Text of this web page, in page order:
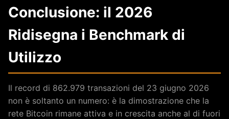
Conclusione: il 2026
Ridisegna i Benchmark di
Utilizzo
Il record di 862.979 transazioni del 23 giugno 2026
non è soltanto un numero: è la dimostrazione che la
rete Bitcoin rimane attiva e in crescita anche al di fuori